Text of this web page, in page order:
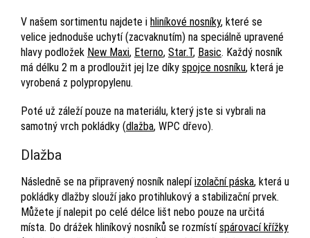
V našem sortimentu najdete i hliníkové nosníky, které se
velice jednoduše uchytí (zacvaknutím) na speciálně upravené
hlavy podložek New Maxi, Eterno, Star.T, Basic. Každý nosník
má délku 2 m a prodloužit jej lze díky spojce nosníku, která je
vyrobená z polypropylenu.
Poté už záleží pouze na materiálu, který jste si vybrali na
samotný vrch pokládky (dlažba, WPC dřevo).
Dlažba
Následně se na připravený nosník nalepíizolační páska, která u
pokládky dlažby slouží jako protihlukový a stabilizační prvek.
Můžete jí nalepit po celé délce lišt nebo pouze na určitá
místa. Do drážek hliníkový nosníků se rozmístíspárovací křížky